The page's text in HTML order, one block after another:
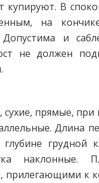
купируют. В
на
Допустима и
не должен
прямые, при
Длина
грудной
наклонные.
прилегающими к